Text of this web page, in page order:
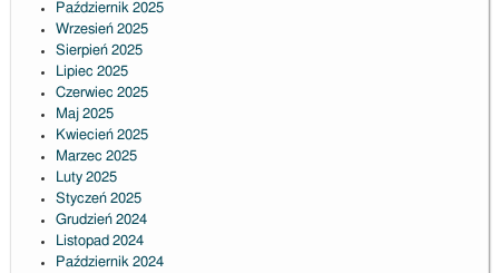
Październik 2025
Wrzesień 2025
Sierpień 2025
Lipiec 2025
Czerwiec 2025
Maj 2025
Kwiecień 2025
Marzec 2025
Luty 2025
Styczeń 2025
Grudzień 2024
Listopad 2024
Październik 2024